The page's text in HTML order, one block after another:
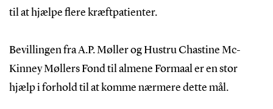
til at hjælpe flere kræftpatienter.
Bevillingen fra A.P. Møller og Hustru Chastine Mc-
Kinney Møllers Fond til almene Formaal er en stor
hjælp i forhold til at komme nærmere dette mål.